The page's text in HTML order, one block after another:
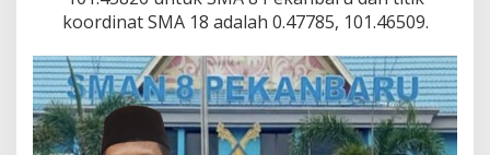
koordinat SMA 18 adalah 0.47785, 101.46509.